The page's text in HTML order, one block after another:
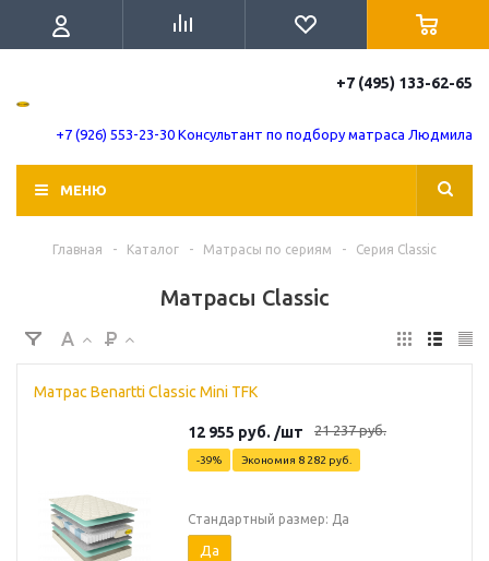
+7 (495) 133-62-65
+7 (926) 553-23-30 Консультант по подбору матраса Людмила
МЕНЮ
Главная - Каталог - Матрасы по сериям - Серия Classic
Матрасы Classic
Матрас Benartti Classic Mini TFK
12 955 руб. /шт 21 237руб.
-39% Экономия 8 282 руб.
Стандартный размер: Да
Да